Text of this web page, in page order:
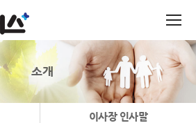
소개
이사장 인사말